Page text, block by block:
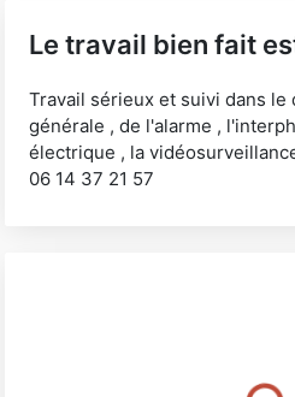
Le travail bien fait
Travail sérieux et suivi dans
générale , de l'alarme ,
électrique , la
06 14 37 21 57